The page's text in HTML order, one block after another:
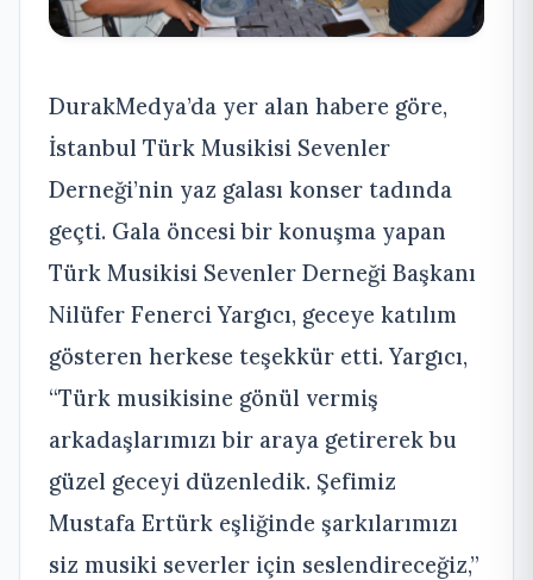
DurakMedya’da yer alan habere göre,
İstanbul Türk Musikisi Sevenler
Derneği’nin yaz galası konser tadında
geçti. Gala öncesi bir konuşma yapan
Türk Musikisi Sevenler Derneği Başkanı
Nilüfer Fenerci Yargıcı, geceye katılım
gösteren herkese teşekkür etti. Yargıcı,
“Türk musikisine gönül vermiş
arkadaşlarımızı bir araya getirerek bu
güzel geceyi düzenledik. Şefimiz
Mustafa Ertürk eşliğinde şarkılarımızı
siz musiki severler için seslendireceğiz,”